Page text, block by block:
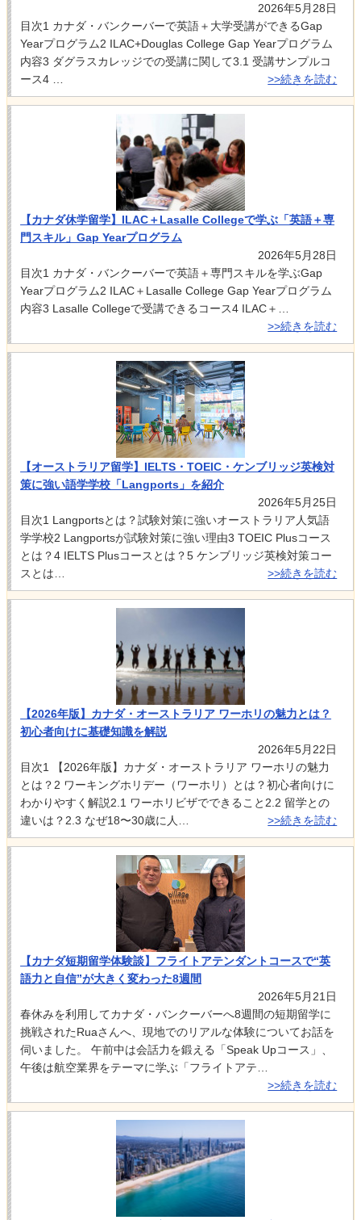
2026年5月28日
目次1 カナダ・バンクーバーで英語＋大学受講ができるGap
Yearプログラム2 ILAC+Douglas College Gap Yearプログラム
内容3 ダグラスカレッジでの受講に関して3.1 受講サンプルコ
ース4 …
>>続きを読む
【カナダ休学留学】ILAC＋Lasalle Collegeで学ぶ「英語＋専
門スキル」Gap Yearプログラム
2026年5月28日
目次1 カナダ・バンクーバーで英語＋専門スキルを学ぶGap
Yearプログラム2 ILAC＋Lasalle College Gap Yearプログラム
内容3 Lasalle Collegeで受講できるコース4 ILAC＋…
>>続きを読む
【オーストラリア留学】IELTS・TOEIC・ケンブリッジ英検対
策に強い語学学校「Langports」を紹介
2026年5月25日
目次1 Langportsとは？試験対策に強いオーストラリア人気語
学学校2 Langportsが試験対策に強い理由3 TOEIC Plusコース
とは？4 IELTS Plusコースとは？5 ケンブリッジ英検対策コー
スとは…
>>続きを読む
【2026年版】カナダ・オーストラリア ワーホリの魅力とは？
初心者向けに基礎知識を解説
2026年5月22日
目次1 【2026年版】カナダ・オーストラリア ワーホリの魅力
とは？2 ワーキングホリデー（ワーホリ）とは？初心者向けに
わかりやすく解説2.1 ワーホリビザでできること2.2 留学との
違いは？2.3 なぜ18〜30歳に人…
>>続きを読む
【カナダ短期留学体験談】フライトアテンダントコースで“英
語力と自信”が大きく変わった8週間
2026年5月21日
春休みを利用してカナダ・バンクーバーへ8週間の短期留学に
挑戦されたRuaさんへ、現地でのリアルな体験についてお話を
伺いました。 午前中は会話力を鍛える「Speak Upコース」、
午後は航空業界をテーマに学ぶ「フライトアテ…
>>続きを読む